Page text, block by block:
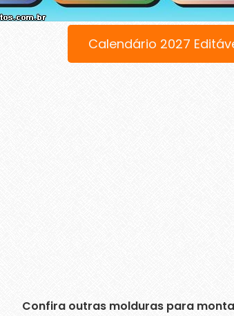
Calendário 2027
Confira outras molduras para